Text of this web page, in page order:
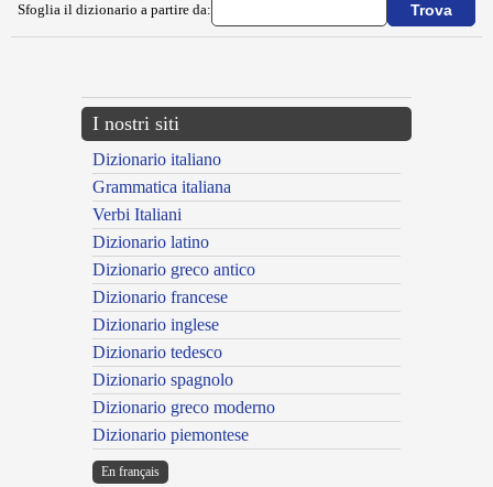
Sfoglia il dizionario a partire da:
I nostri siti
Dizionario italiano
Grammatica italiana
Verbi Italiani
Dizionario latino
Dizionario greco antico
Dizionario francese
Dizionario inglese
Dizionario tedesco
Dizionario spagnolo
Dizionario greco moderno
Dizionario piemontese
En français